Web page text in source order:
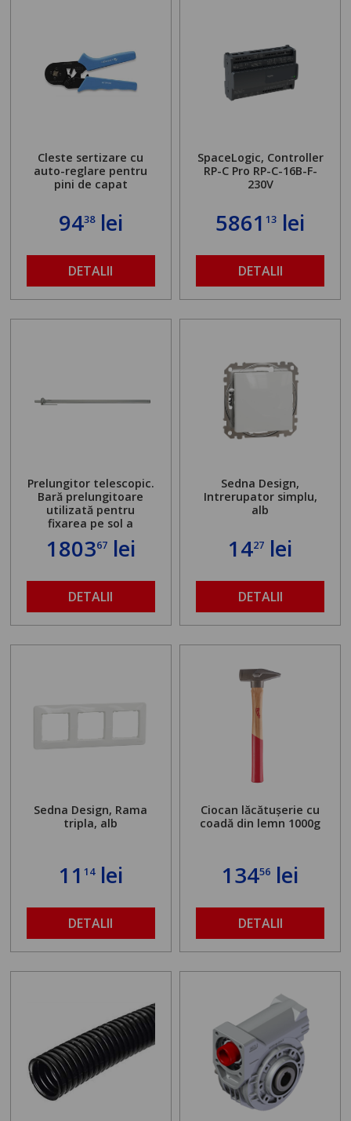
Cleste sertizare cu
auto-reglare pentru
pini de capat
9438lei
DETALII
SpaceLogic, Controller
RP-C Pro RP-C-16B-F-
230V
586113 lei
DETALII
Prelungitor telescopic.
Bară prelungitoare
utilizată pentru
fixarea pe sol a
standului mașinii de
găurit în locul
maximă admisă de 500
kg și înălțime reglabilă
de la 1,8 la 2,9 m
180367lei
DETALII
Sedna Design,
Intrerupator simplu,
alb
1427 lei
DETALII
Sedna Design, Rama
tripla, alb
11 14lei
DETALII
Ciocan lăcătușerie cu
coadă din lemn 1000g
13456 lei
DETALII